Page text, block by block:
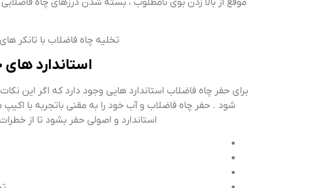
تخلیه چاه فاضلاب با تانکر های لجنکش قوی به ابعاد 6 هزار
استاندارد
برای حفر چاه فاضلاب استاندارد هایی وجود دارد که اگر این
شود . حفر چاه فاضلاب و آب خود را به مقنی باتجربه با
استاندارد و اصولی حفر بشود تا از